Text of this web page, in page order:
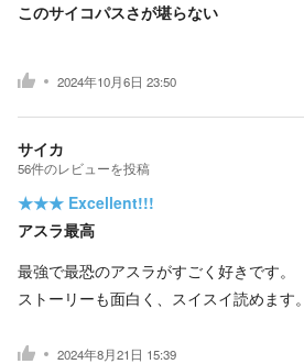
このサイコパスさが堪らない
2024年10月6日 23:50
サイカ
56件のレビューを投稿
★★★ Excellent!!!
アスラ最高
最強で最恐のアスラがすごく好きです。
ストーリーも面白く、スイスイ読めます。
2024年8月21日 15:39